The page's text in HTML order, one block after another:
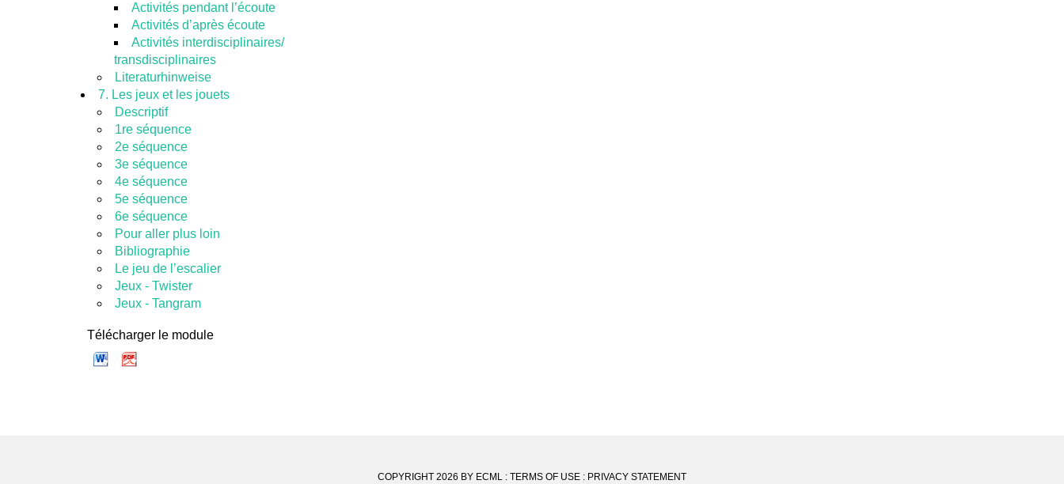
Activités pendant l’écoute
Activités d’après écoute
Activités interdisciplinaires/
transdisciplinaires
Literaturhinweise
7. Les jeux et les jouets
Descriptif
1re séquence
2e séquence
3e séquence
4e séquence
5e séquence
6e séquence
Pour aller plus loin
Bibliographie
Le jeu de l’escalier
Jeux - Twister
Jeux - Tangram
Télécharger le module
COPYRIGHT 2026 BY ECML : TERMS OF USE : PRIVACY STATEMENT